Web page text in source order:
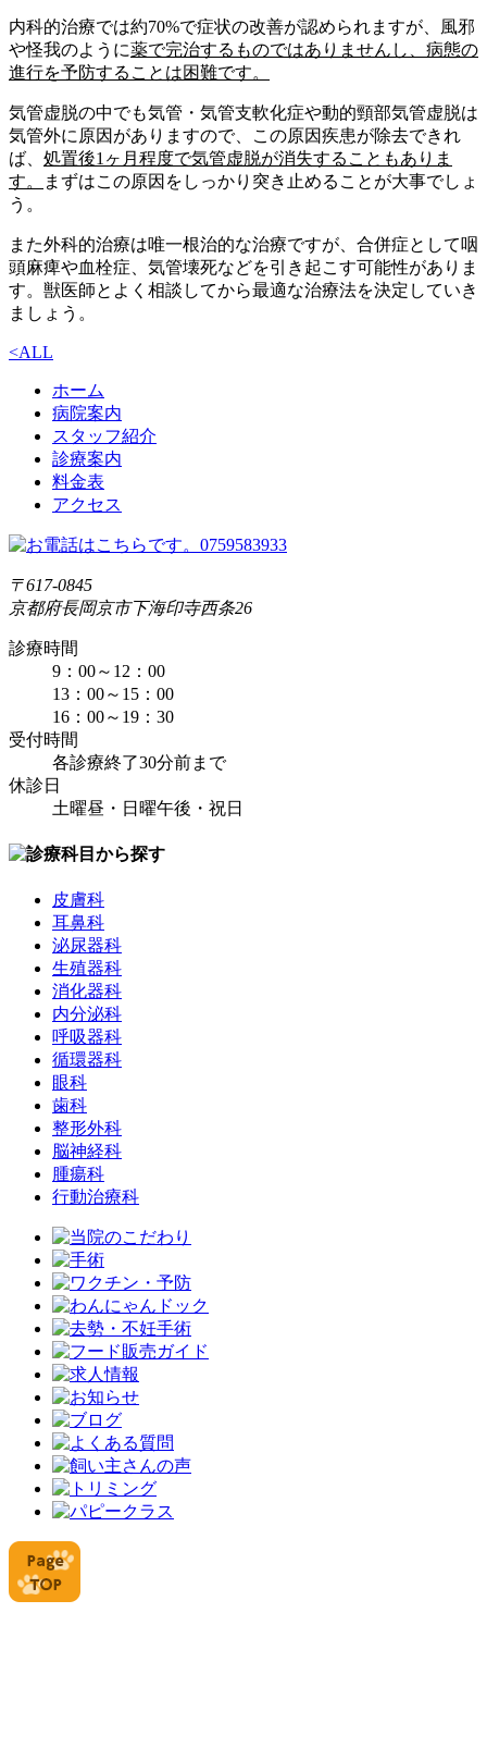
内科的治療では約70%で症状の改善が認められますが、風邪
や怪我のように薬で完治するものではありません し、病態の
進行を予防することは困難です。
気管虚脱の中でも気管・気管支軟化症や動的頸部気管虚脱は
気管外に原因がありますので、この原因疾患が除去できれ
ば、 処置後1ヶ月程度で気管虚脱が消失することもありま
す。
まずはこの原因をしっかり突き止めることが大事でしょ
う。
また外科的治療は唯一根治的な治療ですが、合併症として咽
頭麻痺や血栓症、気管壊死などを引き起こす可能性がありま
す。獣医師とよく相談してから最適な治療法を決定していき
ましょう。
<ALL
ホーム
病院案内
スタッフ紹介
診療案内
料金表
アクセス
〒617-0845
京都府長岡京市下海印寺西条26
診療時間
9：00～12：00
13：00～15：00
16：00～19：30
受付時間
各診療終了30分前まで
休診日
土曜昼・日曜午後・祝日
皮膚科
耳鼻科
泌尿器科
生殖器科
消化器科
内分泌科
呼吸器科
循環器科
眼科
歯科
整形外科
脳神経科
腫瘍科
行動治療科